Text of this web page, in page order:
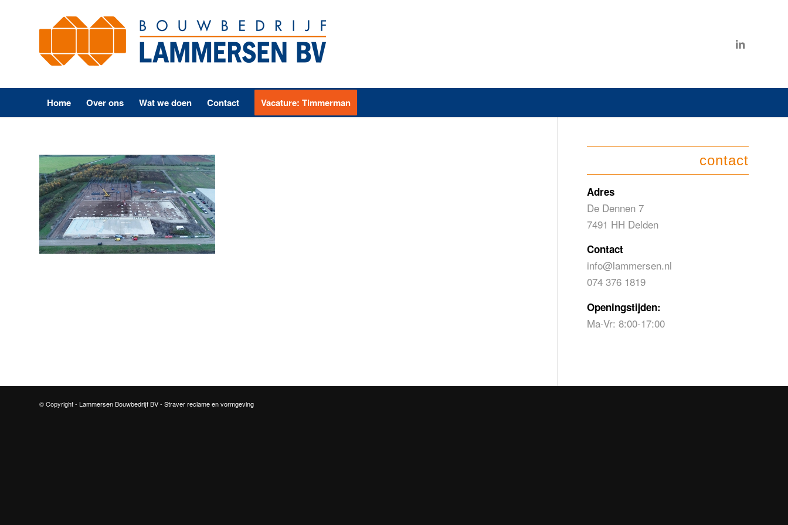
Home Over ons Wat we doen Contact Vacature: Timmerman
contact
Adres
De Dennen 7
7491 HH Delden
Contact
info@lammersen.nl
074 376 1819
Openingstijden:
Ma-Vr: 8:00-17:00
© Copyright - Lammersen Bouwbedrijf BV- Straver reclame en vormgeving